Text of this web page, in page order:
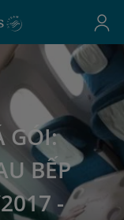
GÓI:
BẾP
-